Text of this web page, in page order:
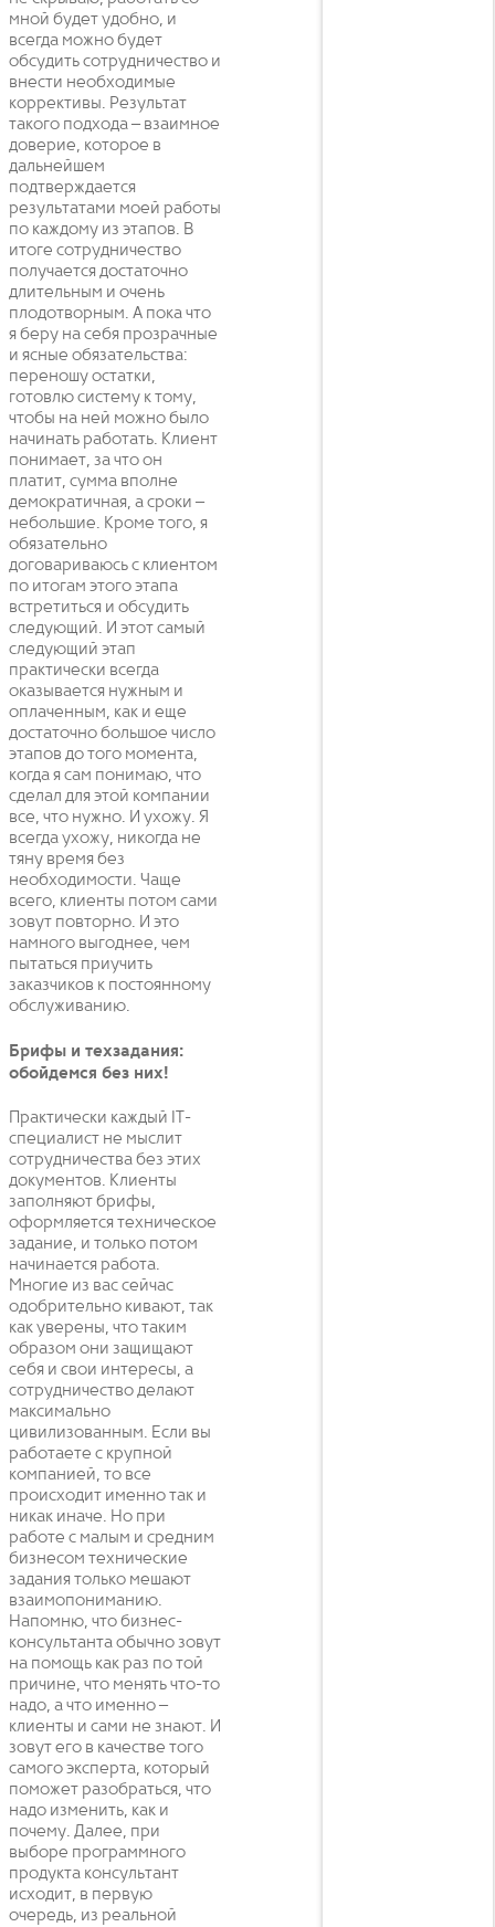
мной будет удобно, и
всегда можно будет
обсудить сотрудничество и
внести необходимые
коррективы. Результат
такого подхода – взаимное
доверие, которое в
дальнейшем
подтверждается
результатами моей работы
по каждому из этапов. В
итоге сотрудничество
получается достаточно
длительным и очень
плодотворным. А пока что
я беру на себя прозрачные
и ясные обязательства:
переношу остатки,
готовлю систему к тому,
чтобы на ней можно было
начинать работать. Клиент
понимает, за что он
платит, сумма вполне
демократичная, а сроки –
небольшие. Кроме того, я
обязательно
договариваюсь с клиентом
по итогам этого этапа
встретиться и обсудить
следующий. И этот самый
следующий этап
практически всегда
оказывается нужным и
оплаченным, как и еще
достаточно большое число
этапов до того момента,
когда я сам понимаю, что
сделал для этой компании
все, что нужно. И ухожу. Я
всегда ухожу, никогда не
тяну время без
необходимости. Чаще
всего, клиенты потом сами
зовут повторно. И это
намного выгоднее, чем
пытаться приучить
заказчиков к постоянному
обслуживанию.
Брифы и техзадания:
обойдемся без них!
Практически каждый IT-
специалист не мыслит
сотрудничества без этих
документов. Клиенты
заполняют брифы,
оформляется техническое
задание, и только потом
начинается работа.
Многие из вас сейчас
одобрительно кивают, так
как уверены, что таким
образом они защищают
себя и свои интересы, а
сотрудничество делают
максимально
цивилизованным. Если вы
работаете с крупной
компанией, то все
происходит именно так и
никак иначе. Но при
работе с малым и средним
бизнесом технические
задания только мешают
взаимопониманию.
Напомню, что бизнес-
консультанта обычно зовут
на помощь как раз по той
причине, что менять что-то
надо, а что именно –
клиенты и сами не знают. И
зовут его в качестве того
самого эксперта, который
поможет разобраться, что
надо изменить, как и
почему. Далее, при
выборе программного
продукта консультант
исходит, в первую
очередь, из реальной